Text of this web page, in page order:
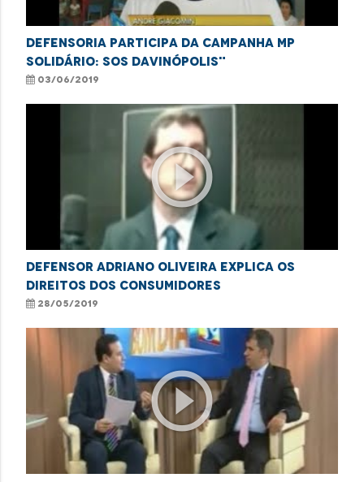
Defensoria participa da campanha MP
Solidário: SOS Davinópolis"
03/06/2019
play_circle_outline
Defensor Adriano Oliveira explica os
direitos dos consumidores
28/05/2019
play_circle_outline